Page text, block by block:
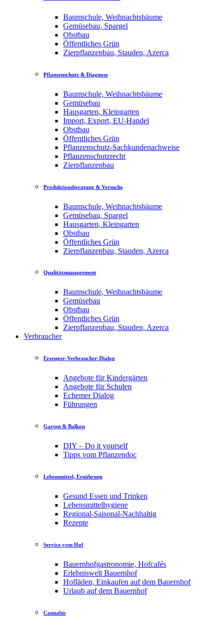
Baumschule, Weihnachtsbäume
Gemüsebau, Spargel
Obstbau
Öffentliches Grün
Zierpflanzenbau, Stauden, Azerca
Pflanzenschutz & Diagnose
Baumschule, Weihnachtsbäume
Gemüsebau
Hausgarten, Kleingarten
Import, Export, EU-Handel
Obstbau
Öffentliches Grün
Pflanzenschutz-Sachkundenachweise
Pflanzenschutzrecht
Zierpflanzenbau
Produktionsberatung & Versuche
Baumschule, Weihnachtsbäume
Gemüsebau, Spargel
Hausgarten, Kleingarten
Obstbau
Öffentliches Grün
Zierpflanzenbau, Stauden, Azerca
Qualitätsmanagement
Baumschule, Weihnachtsbäume
Gemüsebau
Obstbau
Öffentliches Grün
Zierpflanzenbau, Stauden, Azerca
Verbraucher
Erzeuger-Verbraucher-Dialog
Angebote für Kindergärten
Angebote für Schulen
Echemer Dialog
Führungen
Garten & Balkon
DIY – Do it yourself
Tipps vom Pflanzendoc
Lebensmittel, Ernährung
Gesund Essen und Trinken
Lebensmittelhygiene
Regional-Saisonal-Nachhaltig
Rezepte
Service vom Hof
Bauernhofgastronomie, Hofcafés
Erlebniswelt Bauernhof
Hofläden, Einkaufen auf dem Bauernhof
Urlaub auf dem Bauernhof
Cannabis